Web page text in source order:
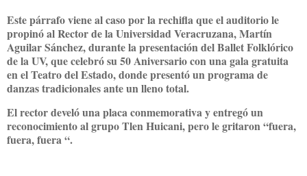
Este párrafo viene al caso por la rechifla que el auditorio le
propinó al Rector de la Universidad Veracruzana, Martín
Aguilar Sánchez, durante la presentación del Ballet Folklórico
de la UV, que celebró su 50 Aniversario con una gala gratuita
en el Teatro del Estado, donde presentó un programa de
danzas tradicionales ante un lleno total.
El rector develó una placa conmemorativa y entregó un
reconocimiento al grupo Tlen Huicani, pero le gritaron “fuera,
fuera, fuera “.